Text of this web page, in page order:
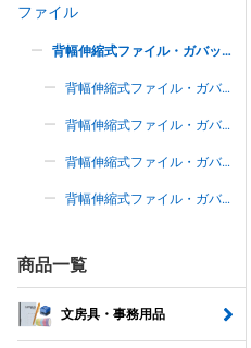
ファイル
背幅伸縮式ファイル・ガバット
背幅伸縮式ファイル・ガバッ
背幅伸縮式ファイル・ガバッ
製）
背幅伸縮式ファイル・ガバッ
背幅伸縮式ファイル・ガバッ
商品一覧
文房具・事務用品